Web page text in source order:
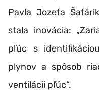
Pavla Jozefa
stala inovácia:
pľúc s
plynov a spôsob
ventilácii pľúc“.